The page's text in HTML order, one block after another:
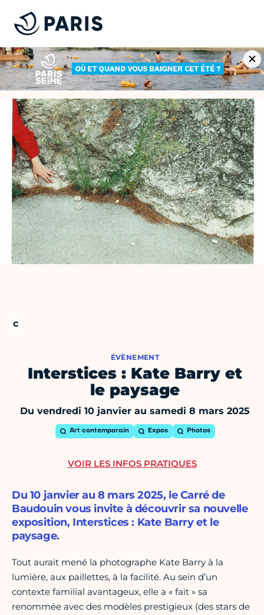
ÉVÈNEMENT
Interstices : Kate Barry et
le paysage
Du vendredi 10 janvier au samedi 8 mars 2025
Art contemporain Expos Photos
Du 10 janvier au 8 mars 2025, le Carré de
Baudouin vous invite à découvrir sa nouvelle
exposition, Interstices : Kate Barry et le
paysage.
Tout aurait mené la photographe Kate Barry à la
lumière, aux paillettes, à la facilité. Au sein d’un
contexte familial avantageux, elle a « fait » sa
renommée avec des modèles prestigieux (des stars de
VOIR LES INFOS PRATIQUES